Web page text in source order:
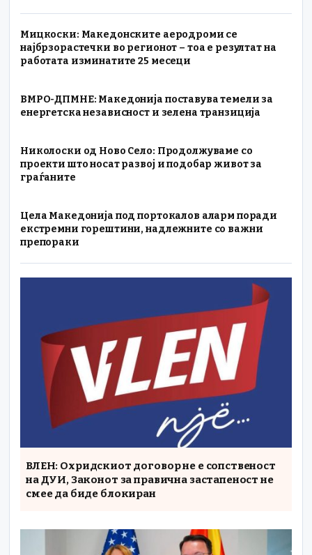
Мицкоски: Македонските аеродроми се
најбрзорастечки во регионот – тоа е резултат на
работата изминатите 25 месеци
ВМРО-ДПМНЕ: Македонија поставува темели за
енергетска независност и зелена транзиција
Николоски од Ново Село: Продолжуваме со
проекти што носат развој и подобар живот за
граѓаните
Цела Македонија под портокалов аларм поради
екстремни горештини, надлежните со важни
препораки
ВЛЕН: Охридскиот договор не е сопственост
на ДУИ, Законот за правична застапеност не
смее да биде блокиран